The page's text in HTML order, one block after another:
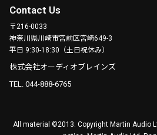
Contact Us
〒216-0033
神奈川県川崎市宮前区宮崎649-3
平日 9:30-18:30（土日祝休み）
株式会社オーディオブレインズ
TEL. 044-888-6765
All material ©2013. Copyright Martin Audio